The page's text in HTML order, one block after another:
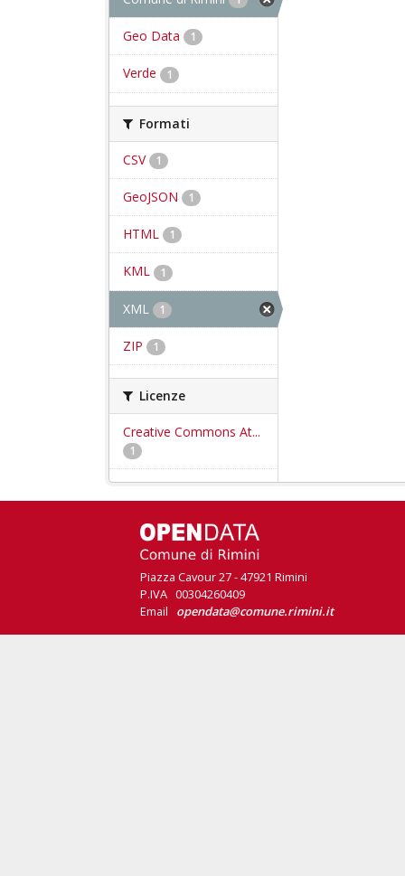
Geo Data 1
Verde 1
Formati
CSV 1
GeoJSON 1
HTML 1
KML 1
XML 1
ZIP 1
Licenze
Creative Commons At...
1
Piazza Cavour 27 - 47921 Rimini
P.IVA 00304260409
Email opendata@comune.rimini.it